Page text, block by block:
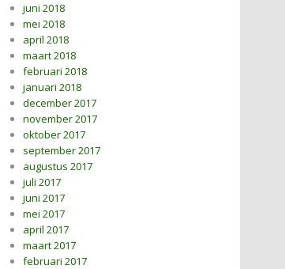
juni 2018
mei 2018
april 2018
maart 2018
februari 2018
januari 2018
december 2017
november 2017
oktober 2017
september 2017
augustus 2017
juli 2017
juni 2017
mei 2017
april 2017
maart 2017
februari 2017